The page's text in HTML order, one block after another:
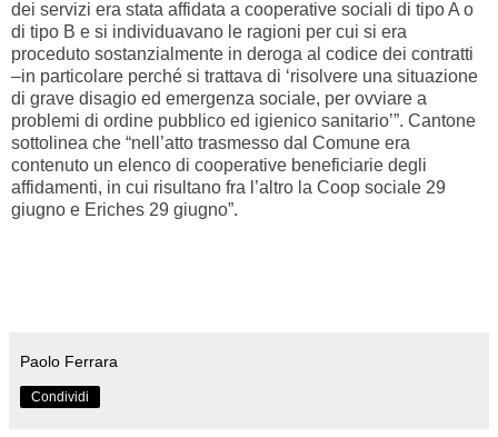
dei servizi era stata affidata a cooperative sociali di tipo A o
di tipo B e si individuavano le ragioni per cui si era
proceduto sostanzialmente in deroga al codice dei contratti
–in particolare perché si trattava di ‘risolvere una situazione
di grave disagio ed emergenza sociale, per ovviare a
problemi di ordine pubblico ed igienico sanitario’”. Cantone
sottolinea che “nell’atto trasmesso dal Comune era
contenuto un elenco di cooperative beneficiarie degli
affidamenti, in cui risultano fra l’altro la Coop sociale 29
giugno e Eriches 29 giugno”.
Paolo Ferrara
Condividi